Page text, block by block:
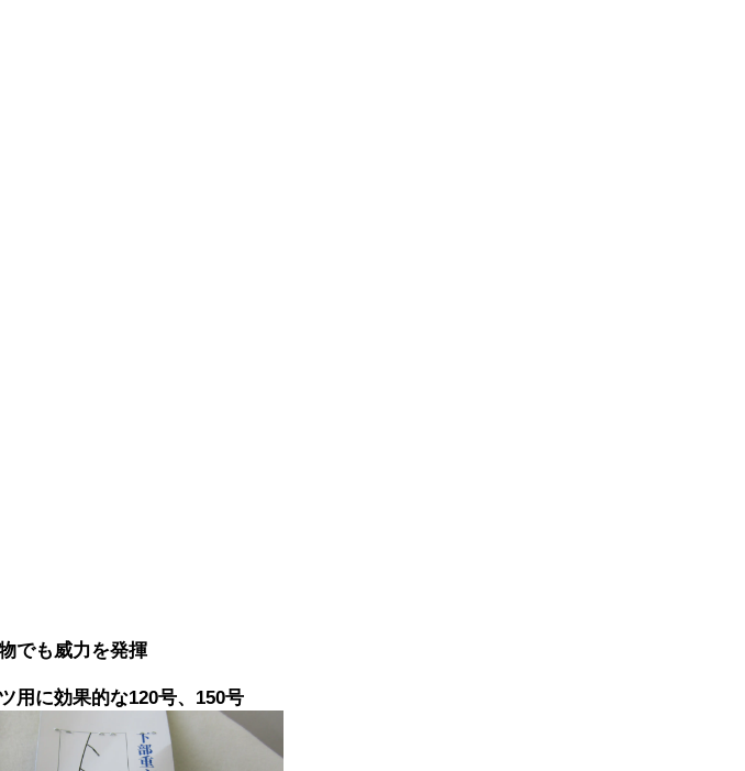
でも威力を発揮
用に効果的な120号、150号